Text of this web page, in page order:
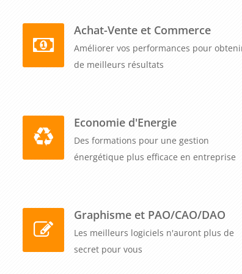
Achat-Vente et Commerce
Améliorer vos performances pour
de meilleurs résultats
Economie d'Energie
Des formations pour une gestion
énergétique plus efficace en entreprise
Graphisme et PAO/CAO/DAO
Les meilleurs logiciels n'auront plus de
secret pour vous